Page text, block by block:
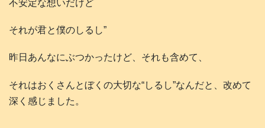
不安定な想いだけど
それが君と僕のしるし”
昨日あんなにぶつかったけど、それも含めて、
それはおくさんとぼくの大切な“しるし”なんだと、改めて
深く感じました。